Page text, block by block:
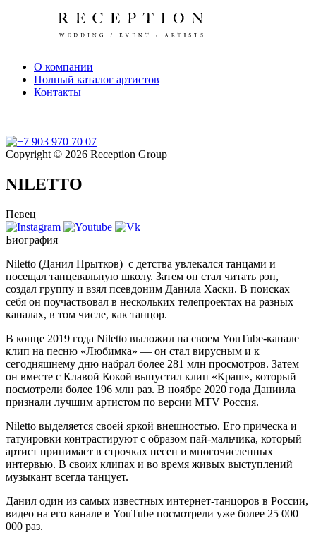
О компании
Полный каталог артистов
Контакты
Copyright © 2026 Reception Group
NILETTO
Певец
Биография
Niletto (Данил Прытков) с детства увлекался танцами и
посещал танцевальную школу. Затем он стал читать рэп,
создал группу и взял псевдоним Данила Хаски. В поисках
себя он поучаствовал в нескольких телепроектах на разных
каналах, в том числе, как танцор.
В конце 2019 года Niletto выложил на своем YouTube-канале
клип на песню «Любимка» — он стал вирусным и к
сегодняшнему дню набрал более 281 млн просмотров. Затем
он вместе с Клавой Кокой выпустил клип «Краш», который
посмотрели более 196 млн раз. В ноябре 2020 года Даниила
признали лучшим артистом по версии MTV Россия.
Niletto выделяется своей яркой внешностью. Его прическа и
татуировки контрастируют с образом пай-мальчика, который
артист принимает в строчках песен и многочисленных
интервью. В своих клипах и во время живых выступлений
музыкант всегда танцует.
Данил один из самых известных интернет-танцоров в России,
видео на его канале в YouTube посмотрели уже более 25 000
000 раз.